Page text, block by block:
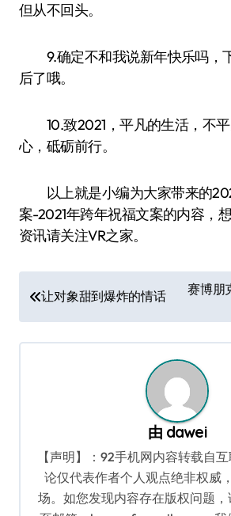
但从不回头。
9.确定不和我说新年快乐吗，
后了哦。
10.致2021，平凡的生活，不平
心，砥砺前行。
以上就是小编为大家带来的
案-2021年跨年祝福文案的内容，
资讯请关注VR之家。
章
导
让对象甜到爆炸的情话
赛博朋
由 dawei
【声明】：92手机网内容转载自
论仅代表作者个人观点绝非权威
场。如您发现内容存在版权问题